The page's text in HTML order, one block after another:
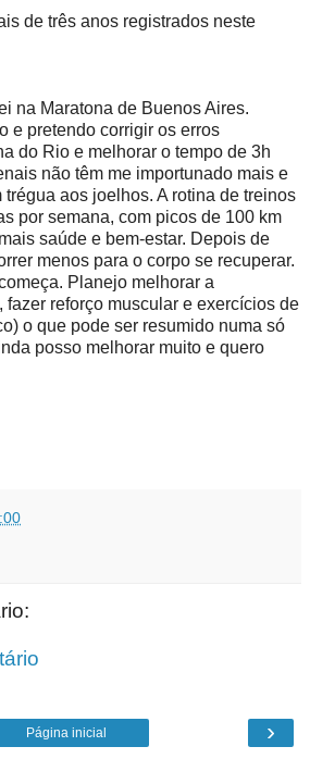
de três anos registrados neste
na Maratona de Buenos Aires.
e pretendo corrigir os erros
do Rio e melhorar o tempo de 3h
não têm me importunado mais e
trégua aos joelhos. A rotina de treinos
por semana, com picos de 100 km
saúde e bem-estar. Depois de
menos para o corpo se recuperar.
Planejo melhorar a
fazer reforço muscular e exercícios de
o que pode ser resumido numa só
posso melhorar muito e quero
›
Página inicial